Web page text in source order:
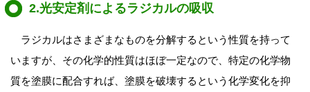
2.光安定剤によるラジカルの吸収
ラジカルはさまざまなものを分解するという性質を持って
いますが、その化学的性質はほぼ一定なので、特定の化学物
質を塗膜に配合すれば、塗膜を破壊するという化学変化を抑